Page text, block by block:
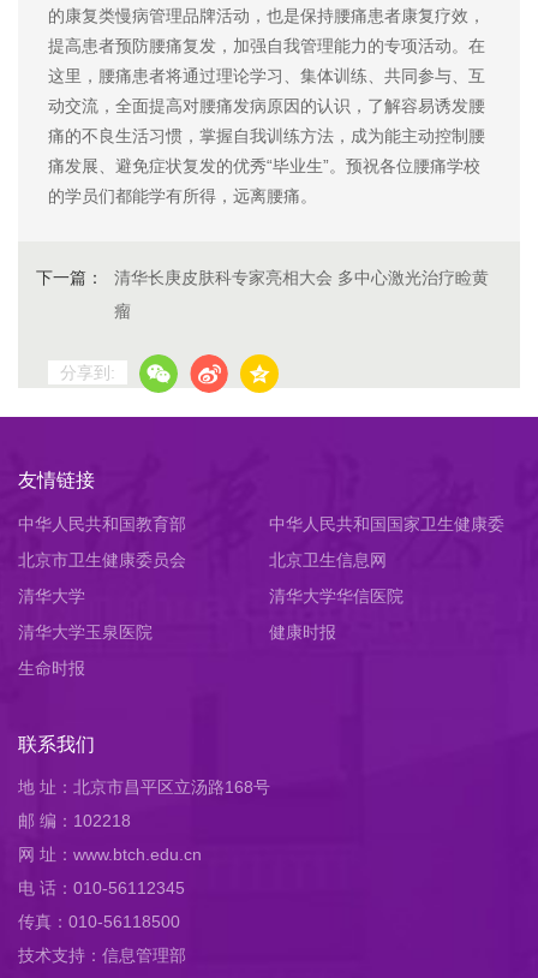
的康复类慢病管理品牌活动，也是保持腰痛患者康复疗效，
提高患者预防腰痛复发，加强自我管理能力的专项活动。在
这里，腰痛患者将通过理论学习、集体训练、共同参与、互
动交流，全面提高对腰痛发病原因的认识，了解容易诱发腰
痛的不良生活习惯，掌握自我训练方法，成为能主动控制腰
痛发展、避免症状复发的优秀“毕业生”。预祝各位腰痛学校
的学员们都能学有所得，远离腰痛。
下一篇：
清华长庚皮肤科专家亮相大会 多中心激光治疗睑黄
瘤
分享到:
友情链接
中华人民共和国教育部
中华人民共和国国家卫生健康委
员会
北京市卫生健康委员会
北京卫生信息网
清华大学
清华大学华信医院
清华大学玉泉医院
健康时报
生命时报
联系我们
地 址：北京市昌平区立汤路168号
邮 编：102218
网 址：www.btch.edu.cn
电 话：010-56112345
传真：010-56118500
技术支持：信息管理部